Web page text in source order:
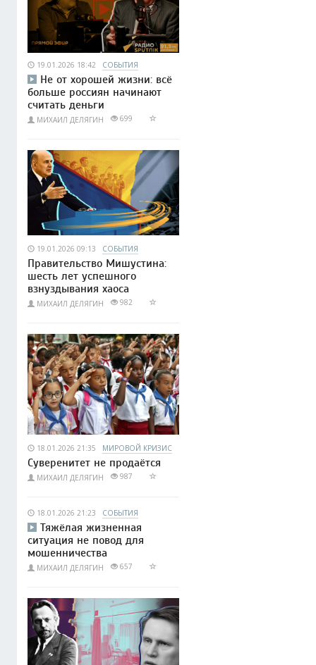
19.01.2026 18:42 СОБЫТИЯ
Не от хорошей жизни: всё
больше россиян начинают
считать деньги
МИХАИЛ ДЕЛЯГИН 699
19.01.2026 09:13 СОБЫТИЯ
Правительство Мишустина:
шесть лет успешного
взнуздывания хаоса
МИХАИЛ ДЕЛЯГИН 982
18.01.2026 21:35 МИРОВОЙ КРИЗИС
Суверенитет не продаётся
МИХАИЛ ДЕЛЯГИН 987
18.01.2026 21:23 СОБЫТИЯ
Тяжёлая жизненная
ситуация не повод для
мошенничества
МИХАИЛ ДЕЛЯГИН 657